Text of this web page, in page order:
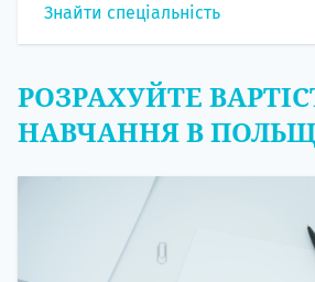
Знайти спеціальність
РОЗРАХУЙТЕ
НАВЧАННЯ В